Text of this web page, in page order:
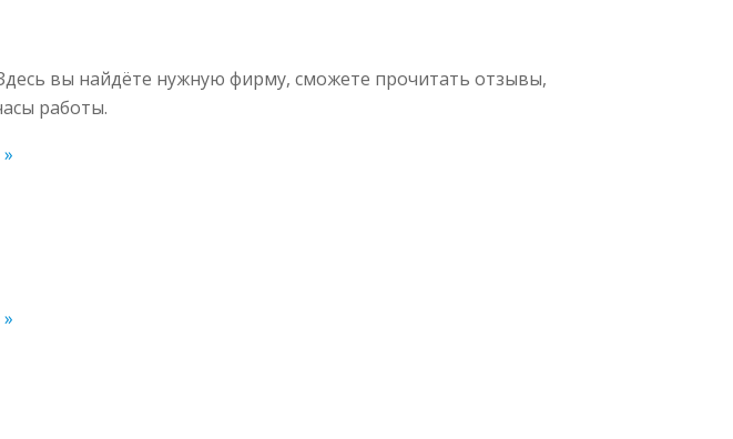
вы найдёте нужную фирму, сможете прочитать отзывы,
работы.
»
»